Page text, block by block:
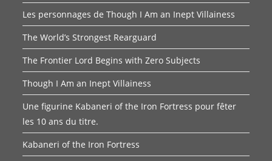
Les personnages de Though I Am an Inept Villainess
The World’s Strongest Rearguard
The Frontier Lord Begins with Zero Subjects
Though I Am an Inept Villainess
Une figurine Kabaneri of the Iron Fortress pour fêter
les 10 ans du titre.
Kabaneri of the Iron Fortress